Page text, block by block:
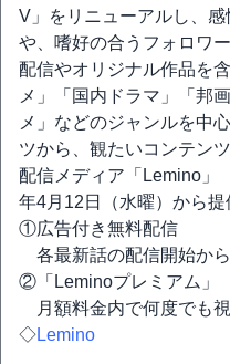
V」をリニューアルし、
や、嗜好の合うフォロワ
配信やオリジナル作品を
メ」「国内ドラマ」「邦
メ」などのジャンルを中
ツから、観たいコンテン
配信メディア「Lemino」
年4月12日（水曜）から提
①広告付き無料配信
各最新話の配信開始から
②「Leminoプレミアム」
月額料金内で何度でも視
◇Lemino